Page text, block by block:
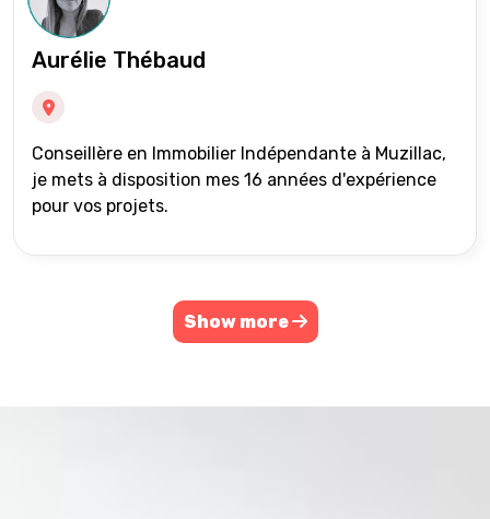
Aurélie Thébaud
Conseillère en Immobilier Indépendante à Muzillac,
je mets à disposition mes 16 années d'expérience
pour vos projets.
Show more